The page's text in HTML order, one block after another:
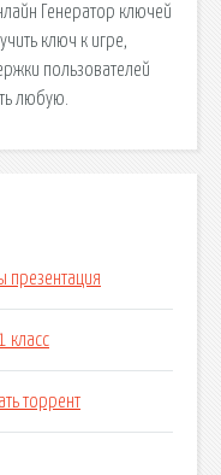
Генератор ключей
ключ к игре,
пользователей
любую.
презентация
класс
торрент